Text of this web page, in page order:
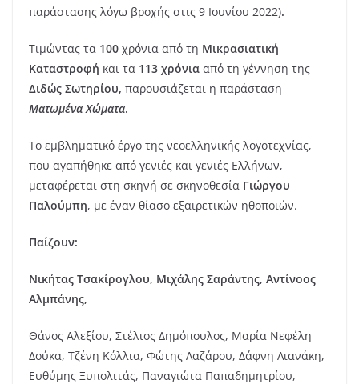
παράστασης λόγω βροχής στις 9 Ιουνίου 2022).
Τιμώντας τα 100 χρόνια από τη Μικρασιατική
Καταστροφή και τα 113 χρόνια από τη γέννηση της
Διδώς Σωτηρίου, παρουσιάζεται η παράσταση
Ματωμένα Χώματα.
Το εμβληματικό έργο της νεοελληνικής λογοτεχνίας,
που αγαπήθηκε από γενιές και γενιές Ελλήνων,
μεταφέρεται στη σκηνή σε σκηνοθεσία Γιώργου
Παλούμπη, με έναν θίασο εξαιρετικών ηθοποιών.
Παίζουν:
Νικήτας Τσακίρογλου, Μιχάλης Σαράντης, Αντίνοος
Αλμπάνης,
Θάνος Αλεξίου, Στέλιος Δημόπουλος, Μαρία Νεφέλη
Δούκα, Τζένη Κόλλια, Φώτης Λαζάρου, Δάφνη Λιανάκη,
Ευθύμης Ξυπολιτάς, Παναγιώτα Παπαδημητρίου,